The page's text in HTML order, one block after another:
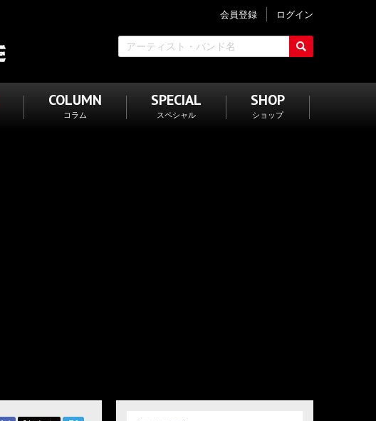
会員登録 ログイン
COLUMN
コラム
SPECIAL
スペシャル
SHOP
ショップ